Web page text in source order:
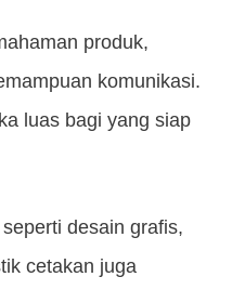
produk,
komunikasi.
luas bagi yang siap
desain grafis,
cetakan juga